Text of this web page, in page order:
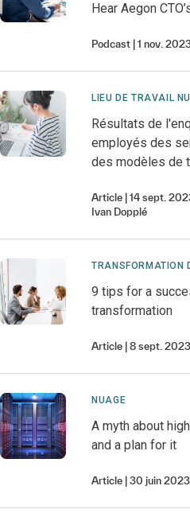
Hear Aegon
Podcast 1 nov.
LIEU DE TRAVAIL
Résultats de
employés des
des modèles de
Article
14 sept.
Ivan Dopplé
TRANSFORMATION
9 tips for a
transformation
Article 8 sept. 2023
NUAGE
A myth about
and a plan for it
Article 30 juin 2023